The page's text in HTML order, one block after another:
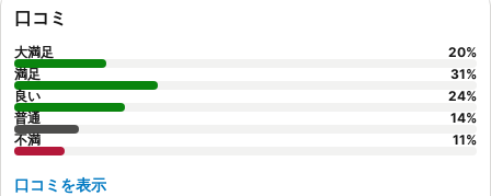
口コミ
大満足 20%
満足
31%
良い
24%
普通
14%
不満
11%
口コミを表示